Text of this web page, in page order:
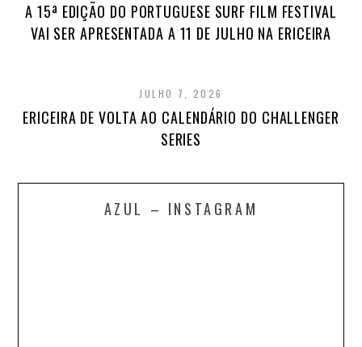
A 15ª EDIÇÃO DO PORTUGUESE SURF FILM FESTIVAL
VAI SER APRESENTADA A 11 DE JULHO NA ERICEIRA
JULHO 7, 2026
ERICEIRA DE VOLTA AO CALENDÁRIO DO CHALLENGER
SERIES
AZUL – INSTAGRAM